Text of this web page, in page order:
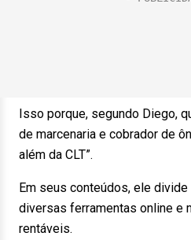
Isso porque, segundo Diego,
de marcenaria e cobrador de
além da CLT”.
Em seus conteúdos, ele
diversas ferramentas online e
rentáveis.